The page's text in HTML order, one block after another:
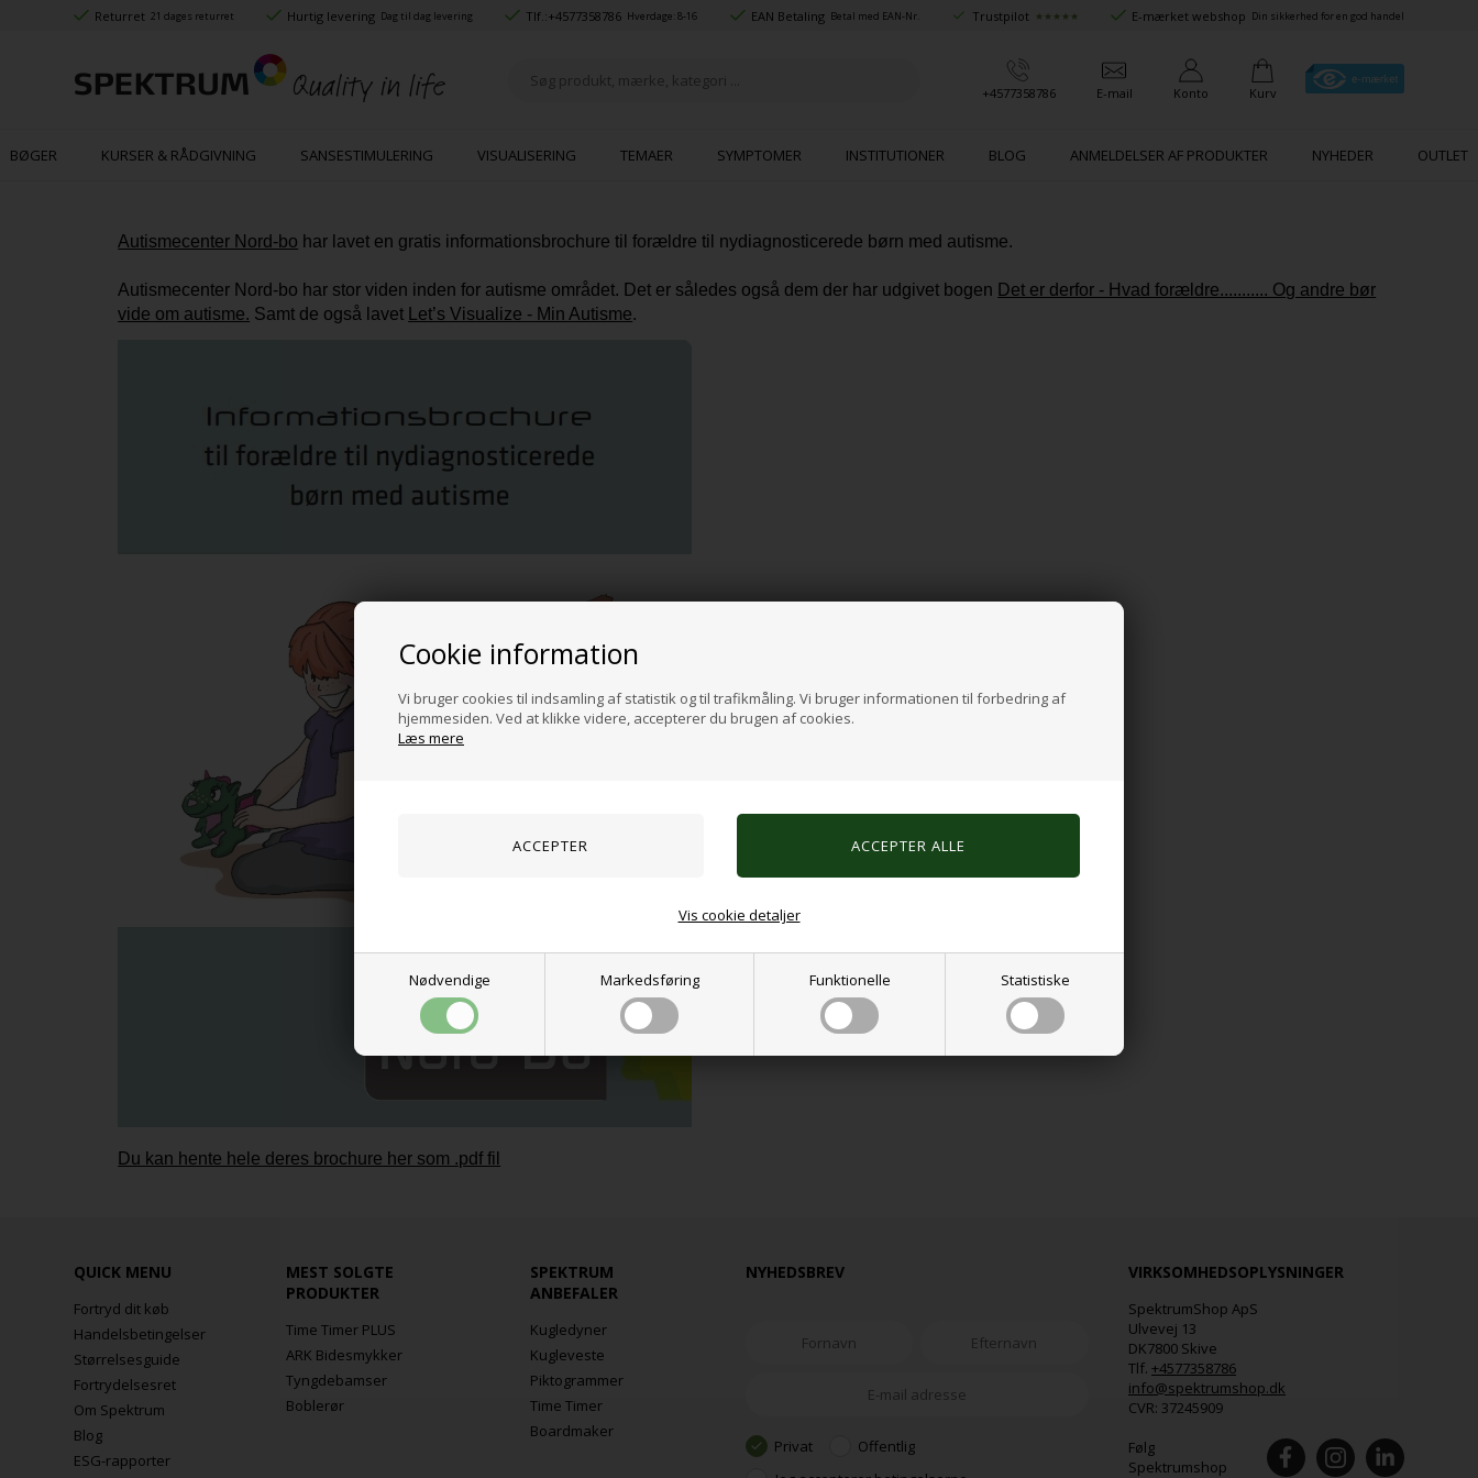
Cookie information
Vi bruger cookies til indsamling af statistik og til trafikmåling. Vi bruger informationen til forbedring af
hjemmesiden. Ved at klikke videre, accepterer du brugen af cookies.
Læs mere
Nødvendige Markedsføring Funktionelle Statistiske
Vis cookie detaljer
Returret 21 dages returret Hurtig levering Dag til dag levering Tlf.:+4577358786 Hverdage: 8-16 EAN Betaling Betal med EAN-Nr. Trustpilot ★★★★★ E-mærket webshop Din sikkerhed for en god handel
+4577358786 E-mail Konto Kurv
BØGER KURSER & RÅDGIVNING SANSESTIMULERING VISUALISERING TEMAER SYMPTOMER INSTITUTIONER BLOG ANMELDELSER AF PRODUKTER NYHEDER OUTLET
Autismecenter Nord-bo har lavet en gratis informationsbrochure til forældre til nydiagnosticerede børn med autisme.
Autismecenter Nord-bo har stor viden inden for autisme området. Det er således også dem der har udgivet bogen Det er derfor - Hvad forældre........... Og andre bør
vide om autisme. Samt de også lavet Let’s Visualize - Min Autisme.
Du kan hente hele deres brochure her som .pdf fil
QUICK MENU
Fortryd dit køb
Handelsbetingelser
Størrelsesguide
Fortrydelsesret
Om Spektrum
Blog
ESG-rapporter
MEST SOLGTE
PRODUKTER
Time Timer PLUS
ARK Bidesmykker
Tyngdebamser
Boblerør
SPEKTRUM
ANBEFALER
Kugledyner
Kugleveste
Piktogrammer
Time Timer
Boardmaker
NYHEDSBREV
Privat
Offentlig
VIRKSOMHEDSOPLYSNINGER
SpektrumShop ApS
Ulvevej 13
DK7800 Skive
Tlf.+4577358786
info@spektrumshop.dk
CVR: 37245909
Følg
Spektrumshop